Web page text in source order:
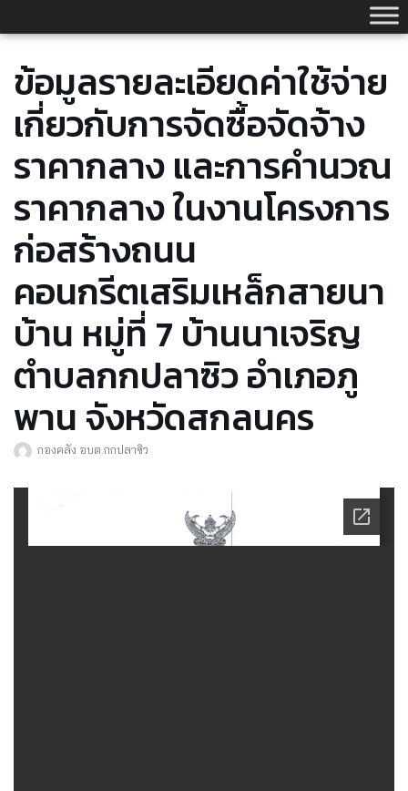
to
content
ข้อมูลรายละเอียดค่าใช้จ่าย
เกี่ยวกับการจัดซื้อจัดจ้าง
ราคากลาง และการคำนวณ
ราคากลาง ในงานโครงการ
ก่อสร้างถนน
คอนกรีตเสริมเหล็กสายนา
บ้าน หมู่ที่ 7 บ้านนาเจริญ
ตำบลกกปลาซิว อำเภอภู
พาน จังหวัดสกลนคร
กองคลัง อบต.กกปลาซิว